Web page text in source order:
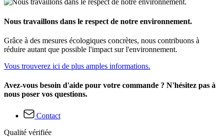
Nous travaillons dans le respect de notre environnement.
Grâce à des mesures écologiques concrètes, nous contribuons à
réduire autant que possible l'impact sur l'environnement.
Vous trouverez ici de plus amples informations.
Avez-vous besoin d'aide pour votre commande ? N'hésitez pas à
nous poser vos questions.
Contact
Qualité vérifiée